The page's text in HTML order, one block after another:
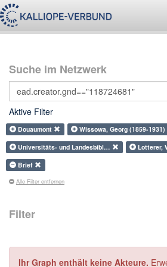
Suche im Netzwerk
Aktive Filter
Douaumont
Wissowa, Georg (1859-1931)
Universitäts- und Landesbibl…
Lotterer,
Brief
Alle Filter entfernen
Filter
Ihr Graph enthält keine Akteure.